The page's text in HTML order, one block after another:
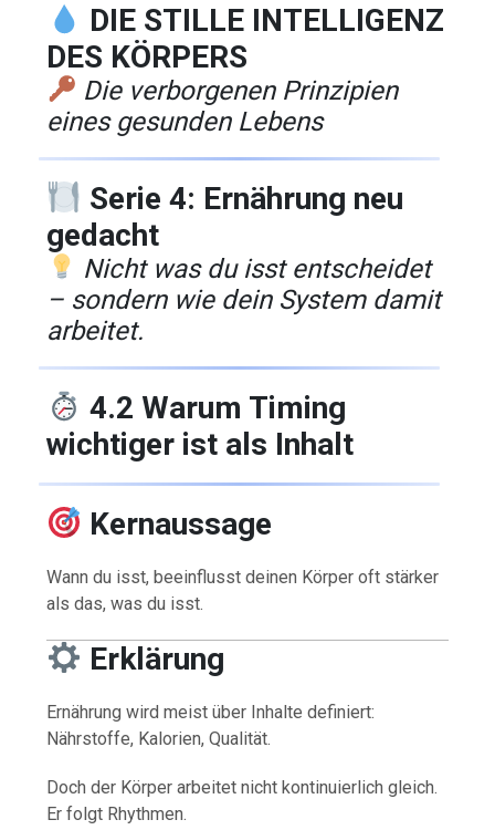
DIE STILLE INTELLIGENZ
DES KÖRPERS
Die verborgenen Prinzipien
eines gesunden Lebens
Serie 4: Ernährung neu
gedacht
Nicht was du isst entscheidet
– sondern wie dein System damit
arbeitet.
4.2 Warum Timing
wichtiger ist als Inhalt
Kernaussage
Wann du isst, beeinflusst deinen Körper oft stärker
als das, was du isst.
Erklärung
Ernährung wird meist über Inhalte definiert:
Nährstoffe, Kalorien, Qualität.
Doch der Körper arbeitet nicht kontinuierlich gleich.
Er folgt Rhythmen.